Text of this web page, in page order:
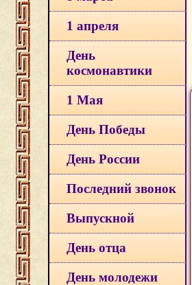
1 апреля
День
космонавтики
1 Мая
День Победы
День России
Последний звонок
Выпускной
День отца
День молодежи